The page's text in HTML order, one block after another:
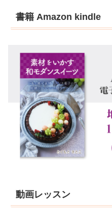
書籍 Amazon kindle
動画レッスン